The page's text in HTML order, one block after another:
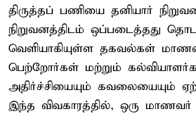
திருத்தப் பணியை தனியார்
நிறுவனத்திடம் ஒப்படைத்தது
வெளியாகியுள்ள தகவல்கள்
பெற்றோர்கள் மற்றும்
அதிர்ச்சியையும் கவலையையும்
இந்த விவகாரத்தில், ஒரு மாணவர்